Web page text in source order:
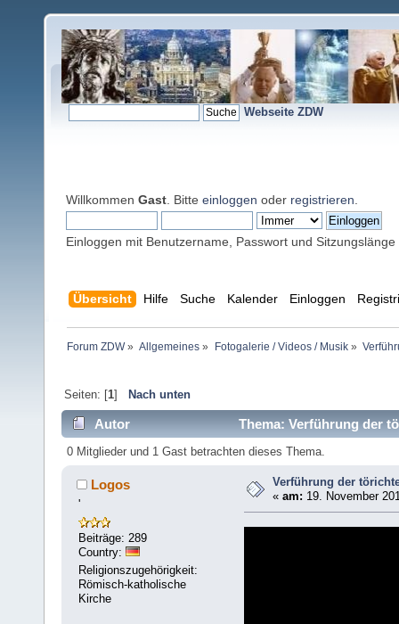
Webseite ZDW
Willkommen Gast . Bitte einloggen oder registrieren
Einloggen mit Benutzername, Passwort und Sitzungslänge
Übersicht Hilfe Suche Kalender Einloggen
Forum ZDW» Allgemeines » Fotogalerie / Videos / Musik»
Seiten: [1] Nach unten
Autor Thema: Verführung der
0 Mitglieder und 1 Gast betrachten dieses Thema.
Logos
'
Beiträge: 289
Country:
Religionszugehörigkeit:
Römisch-katholische
Kirche
Verführung der
«am: 19. November